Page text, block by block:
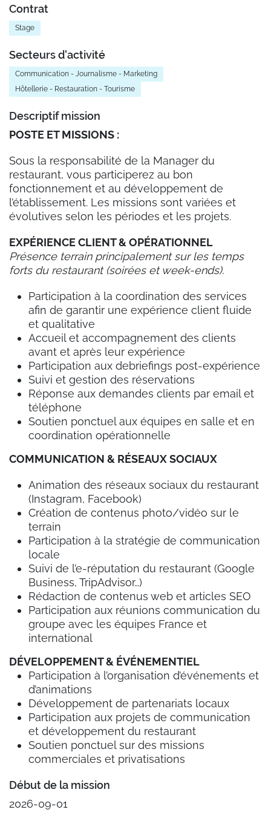
Contrat
Stage
Secteurs d'activité
Communication - Journalisme - Marketing
Hôtellerie - Restauration - Tourisme
Descriptif mission
POSTE ET MISSIONS :
Sous la responsabilité de la Manager du
restaurant, vous participerez au bon
fonctionnement et au développement de
l’établissement. Les missions sont variées et
évolutives selon les périodes et les projets.
EXPÉRIENCE CLIENT & OPÉRATIONNEL
Présence terrain principalement sur les temps
forts du restaurant (soirées et week-ends).
Participation à la coordination des services
afin de garantir une expérience client fluide
et qualitative
Accueil et accompagnement des clients
avant et après leur expérience
Participation aux debriefings post-expérience
Suivi et gestion des réservations
Réponse aux demandes clients par email et
téléphone
Soutien ponctuel aux équipes en salle et en
coordination opérationnelle
COMMUNICATION & RÉSEAUX SOCIAUX
Animation des réseaux sociaux du restaurant
(Instagram, Facebook)
Création de contenus photo/vidéo sur le
terrain
Participation à la stratégie de communication
locale
Suivi de l’e-réputation du restaurant (Google
Business, TripAdvisor…)
Rédaction de contenus web et articles SEO
Participation aux réunions communication du
groupe avec les équipes France et
international
DÉVELOPPEMENT & ÉVÉNEMENTIEL
Participation à l’organisation d’événements et
d’animations
Développement de partenariats locaux
Participation aux projets de communication
et développement du restaurant
Soutien ponctuel sur des missions
commerciales et privatisations
Début de la mission
2026-09-01